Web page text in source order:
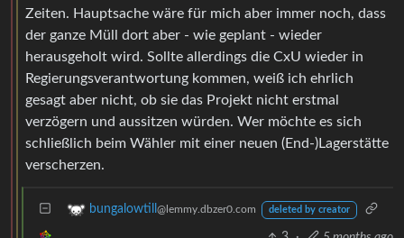
Zeiten. Hauptsache wäre für mich aber immer noch, dass
der ganze Müll dort aber - wie geplant - wieder
herausgeholt wird. Sollte allerdings die CxU wieder in
Regierungsverantwortung kommen, weiß ich ehrlich
gesagt aber nicht, ob sie das Projekt nicht erstmal
verzögern und aussitzen würden. Wer möchte es sich
schließlich beim Wähler mit einer neuen (End-)Lagerstätte
verscherzen.
bungalowtill @lemmy.dbzer0.com deleted by creator